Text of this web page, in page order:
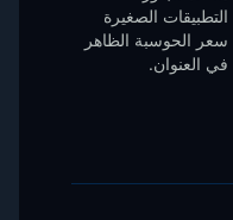
التطبيقات الصغيرة
سعر الحوسبة الظاهر
في العنوان.